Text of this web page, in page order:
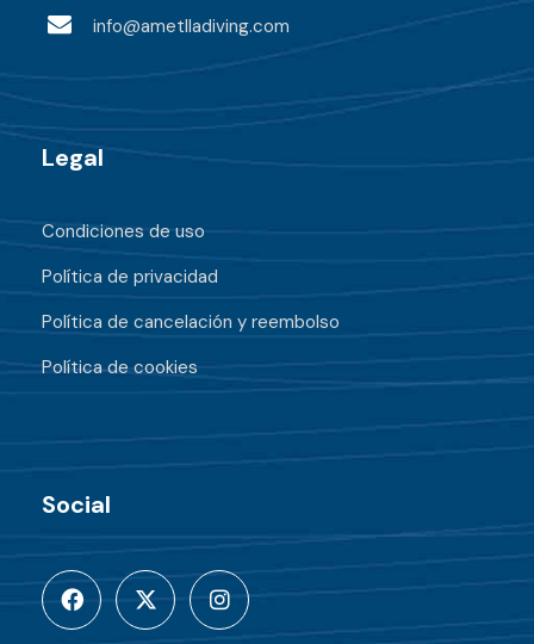
info@ametlladiving.com
Legal
Condiciones de uso
Política de privacidad
Política de cancelación y reembolso
Política de cookies
Social